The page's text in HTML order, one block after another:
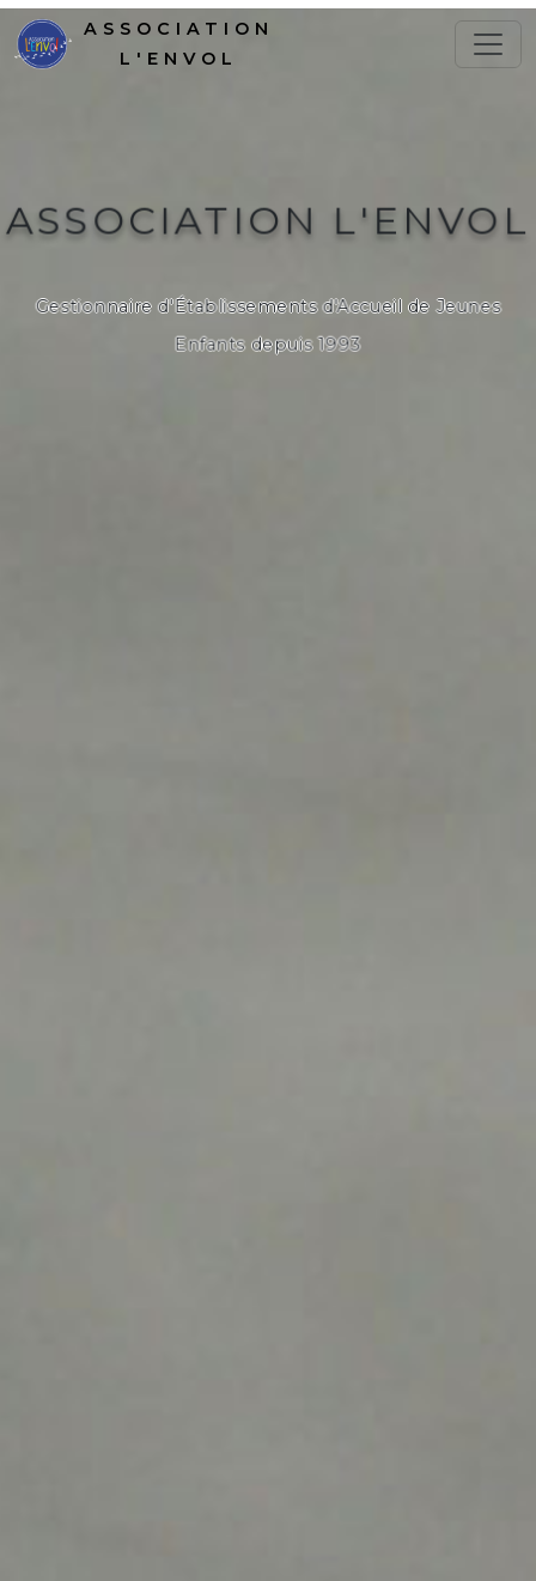
ASSOCIATION
L'ENVOL
ASSOCIATION L'ENVOL
Gestionnaire d'Établissements d'Accueil de Jeunes
Enfants depuis 1993